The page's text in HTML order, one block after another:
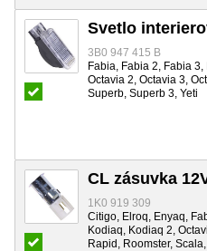
Svetlo
3B0 947 415 B
Fabia, Fabia 2, Fabia
Octavia 2, Octavia 3,
Superb, Superb 3, Yeti
CL zásuvka
1K0 919 309
Citigo, Elroq, Enyaq,
Kodiaq, Kodiaq 2,
Rapid, Roomster,